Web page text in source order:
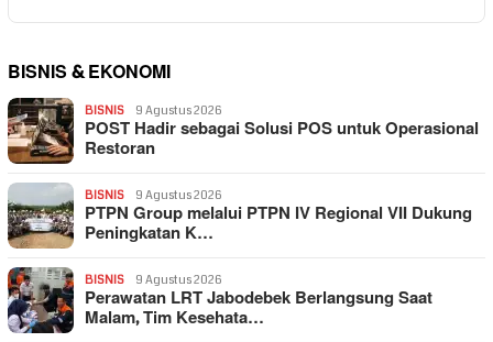
BISNIS & EKONOMI
BISNIS 9 Agustus 2026
POST Hadir sebagai Solusi POS untuk Operasional
Restoran
BISNIS 9 Agustus 2026
PTPN Group melalui PTPN IV Regional VII Dukung
Peningkatan K…
BISNIS 9 Agustus 2026
Perawatan LRT Jabodebek Berlangsung Saat
Malam, Tim Kesehata…